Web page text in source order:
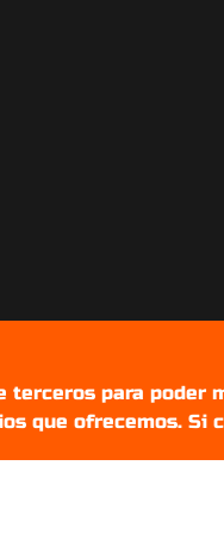
terceros para poder
que ofrecemos. Si